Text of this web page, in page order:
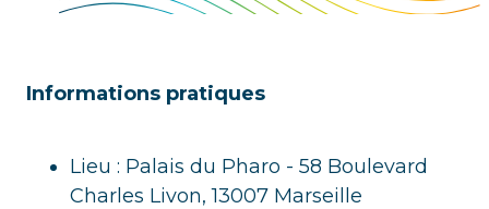
Informations pratiques
Lieu : Palais du Pharo - 58 Boulevard
Charles Livon, 13007 Marseille